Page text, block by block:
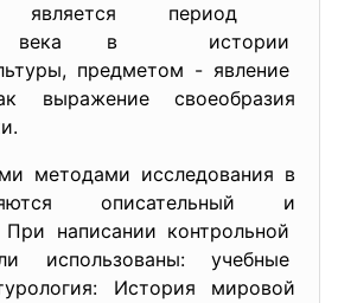
период
века в истории
предметом - явление
выражение своеобразия
исследования в
описательный и
При написании контрольной
учебные
История мировой